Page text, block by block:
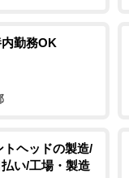
勤務OK
トヘッドの製造/
い/工場・製造